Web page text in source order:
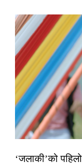
‘जलाकी’को